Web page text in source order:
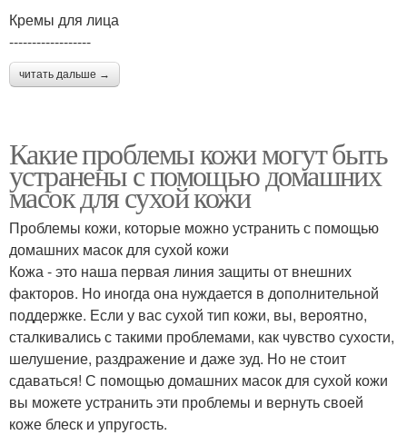
Кремы для лица
------------------
читать дальше →
Какие проблемы кожи могут быть
устранены с помощью домашних
масок для сухой кожи
Проблемы кожи, которые можно устранить с помощью
домашних масок для сухой кожи
Кожа - это наша первая линия защиты от внешних
факторов. Но иногда она нуждается в дополнительной
поддержке. Если у вас сухой тип кожи, вы, вероятно,
сталкивались с такими проблемами, как чувство сухости,
шелушение, раздражение и даже зуд. Но не стоит
сдаваться! С помощью домашних масок для сухой кожи
вы можете устранить эти проблемы и вернуть своей
коже блеск и упругость.